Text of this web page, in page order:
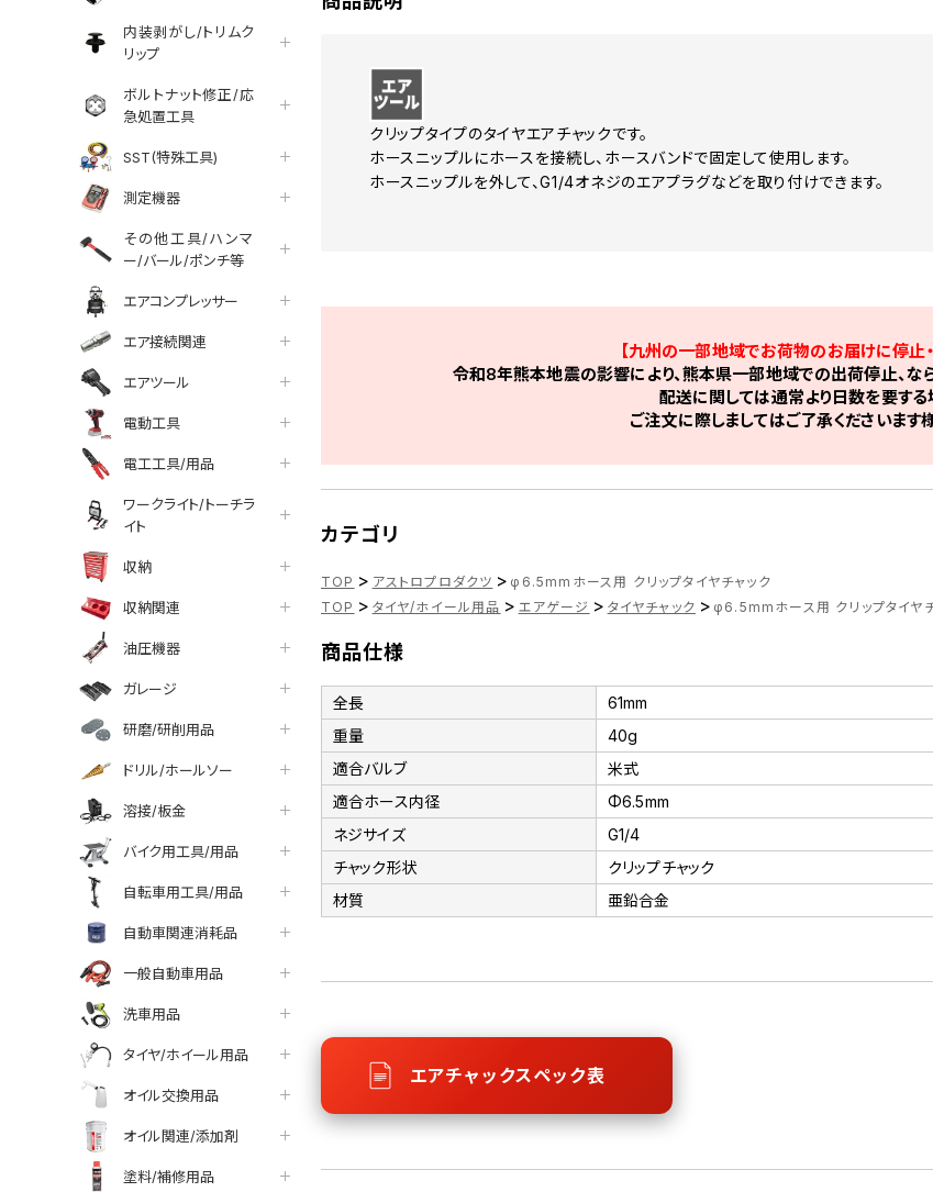
内装剥がし/トリムク
リップ
ボルトナット修正/応
急処置工具
SST(特殊工具)
測定機器
その他工具/ハンマ
ー/バール/ポンチ等
エアコンプレッサー
エア接続関連
エアツール
電動工具
電工工具/用品
ワークライト/トーチラ
イト
収納
収納関連
油圧機器
ガレージ
研磨/研削用品
ドリル/ホールソー
溶接/板金
バイク用工具/用品
自転車用工具/用品
自動車関連消耗品
一般自動車用品
洗車用品
タイヤ/ホイール用品
オイル交換用品
オイル関連/添加剤
塗料/補修用品
クリップタイプのタイヤエアチャックです。
ホースニップルにホースを接続し、ホースバンドで固定して使用します。
ホースニップルを外して、G1/4オネジのエアプラグなどを取り付けできます。
【九州の一部地域でお荷物のお届けに停止
令和8年熊本地震の影響により、熊本県一部地域での出荷停止、な
配送に関しては通常より日数を要する
ご注文に際しましてはご了承くださいます
カテゴリ
TOP > アストロプロダクツ > φ6.5mmホース用 クリップタイヤチャック
TOP > タイヤ/ホイール用品 > エアゲージ > タイヤチャック > φ6.5mmホース用 クリップタイヤ
商品仕様
全長
61mm
重量
40g
適合バルブ
米式
適合ホース内径
Φ6.5mm
ネジサイズ
G1/4
チャック形状
クリップチャック
材質
亜鉛合金
エアチャックスペック表